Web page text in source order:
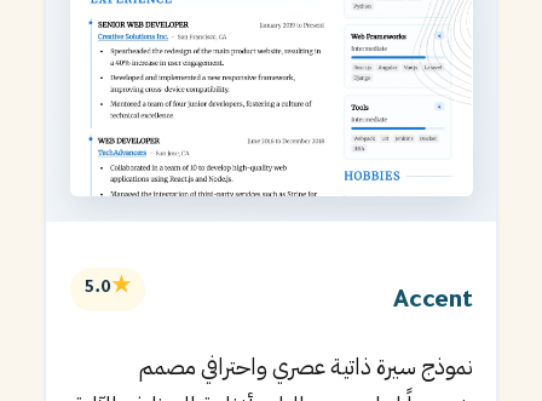
Accent
★
5.0
نموذج سيرة ذاتية عصري واحترافي مصمم